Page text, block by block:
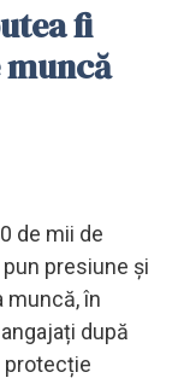
fi
de mii de
presiune și
muncă, în
după
protecție